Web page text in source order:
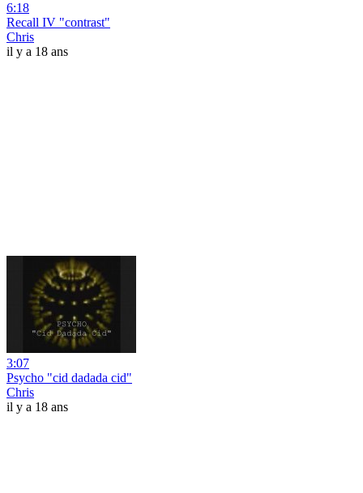
6:18
Recall IV "contrast"
Chris
il y a 18 ans
3:07
Psycho "cid dadada cid"
Chris
il y a 18 ans